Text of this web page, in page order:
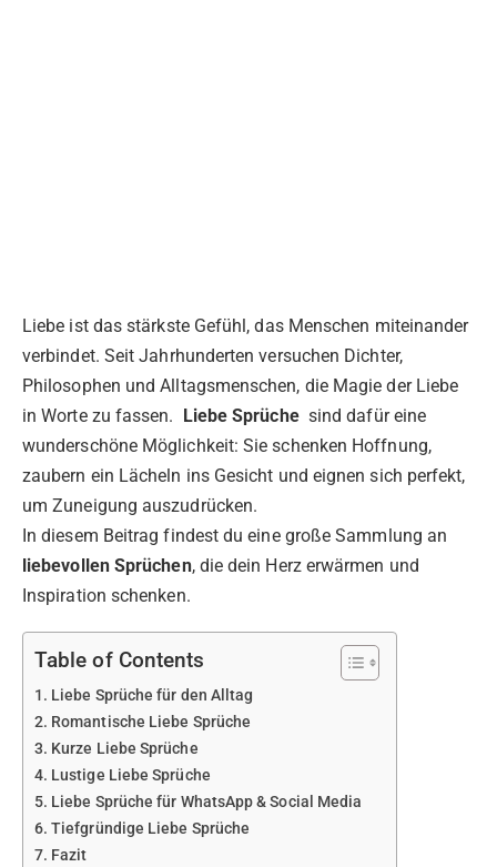
Liebe ist das stärkste Gefühl, das Menschen miteinander
verbindet. Seit Jahrhunderten versuchen Dichter,
Philosophen und Alltagsmenschen, die Magie der Liebe
in Worte zu fassen. Liebe Sprüchesind dafür eine
wunderschöne Möglichkeit: Sie schenken Hoffnung,
zaubern ein Lächeln ins Gesicht und eignen sich perfekt,
um Zuneigung auszudrücken.
In diesem Beitrag findest du eine große Sammlung an
liebevollen Sprüchen, die dein Herz erwärmen und
Inspiration schenken.
Table of Contents
Liebe Sprüche für den Alltag
Romantische Liebe Sprüche
Kurze Liebe Sprüche
Lustige Liebe Sprüche
Liebe Sprüche für WhatsApp & Social Media
Tiefgründige Liebe Sprüche
Fazit